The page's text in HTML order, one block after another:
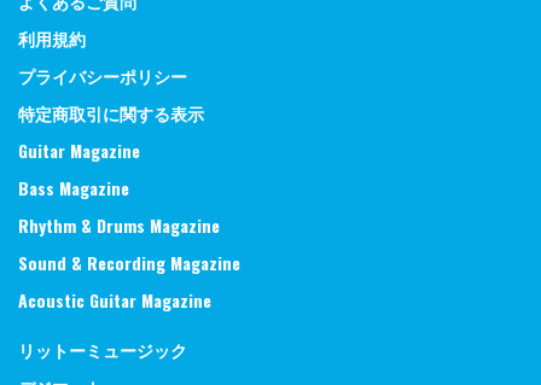
利用規約
プライバシーポリシー
特定商取引に関する表示
Guitar Magazine
Bass Magazine
Rhythm & Drums Magazine
Sound & Recording Magazine
Acoustic Guitar Magazine
リットーミュージック